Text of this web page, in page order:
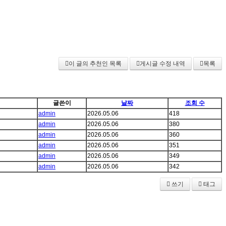
이 글의 추천인 목록 게시글 수정 내역 목록
글쓴이 날짜
조회 수
admin 2026.05.06
418
admin 2026.05.06
380
admin 2026.05.06
360
admin 2026.05.06
351
admin 2026.05.06
349
admin 2026.05.06 342
쓰기 태그